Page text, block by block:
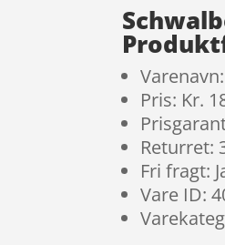
Varenavn:
Pris: Kr.
Returret:
Fri fragt:
Vare ID: